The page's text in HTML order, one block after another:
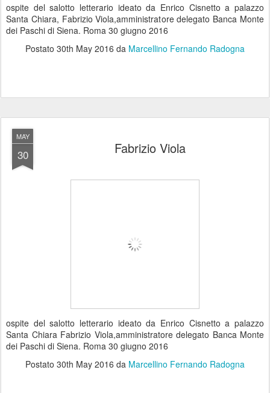
ospite del salotto letterario ideato da Enrico Cisnetto a palazzo
Santa Chiara, Fabrizio Viola,amministratore delegato Banca Monte
dei Paschi di Siena. Roma 30 giugno 2016
Postato 30th May 2016 da Marcellino Fernando Radogna
MAY
30 Fabrizio Viola
ospite del salotto letterario ideato da Enrico Cisnetto a palazzo
Santa Chiara Fabrizio Viola,amministratore delegato Banca Monte
dei Paschi di Siena. Roma 30 giugno 2016
Postato 30th May 2016 da Marcellino Fernando Radogna